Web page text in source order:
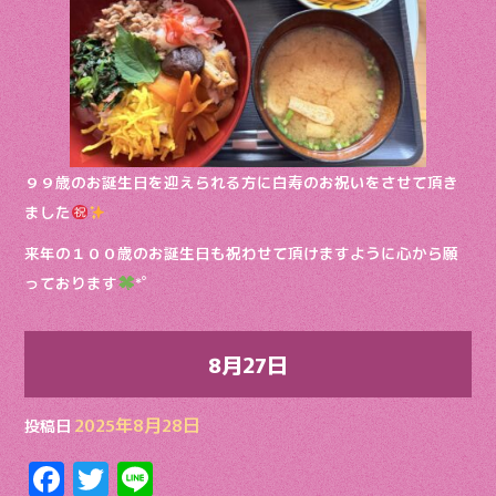
９９歳のお誕生日を迎えられる方に白寿のお祝いをさせて頂き
ました
来年の１００歳のお誕生日も祝わせて頂けますように心から願
っております
*゜
8月27日
投稿日2025年8月28日
F T Li